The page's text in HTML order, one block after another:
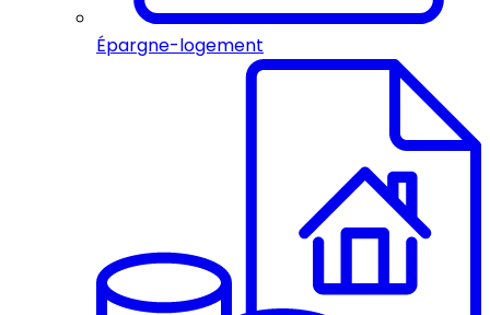
Épargne-logement